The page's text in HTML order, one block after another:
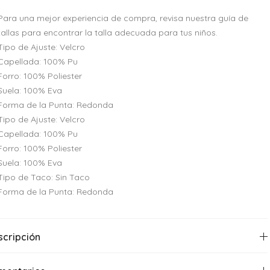
una mejor experiencia de compra, revisa nuestra guía de
para encontrar la talla adecuada para tus niños.
de Ajuste: Velcro
100% Pu
100% Poliester
100% Eva
de la Punta: Redonda
de Ajuste: Velcro
100% Pu
100% Poliester
100% Eva
de Taco: Sin Taco
de la Punta: Redonda